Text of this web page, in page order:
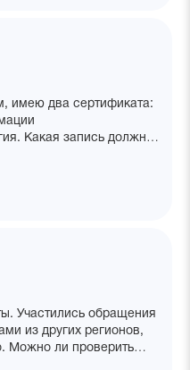
имею два сертификата:
Какая запись должна
Участились обращения
из других регионов,
Можно ли проверить